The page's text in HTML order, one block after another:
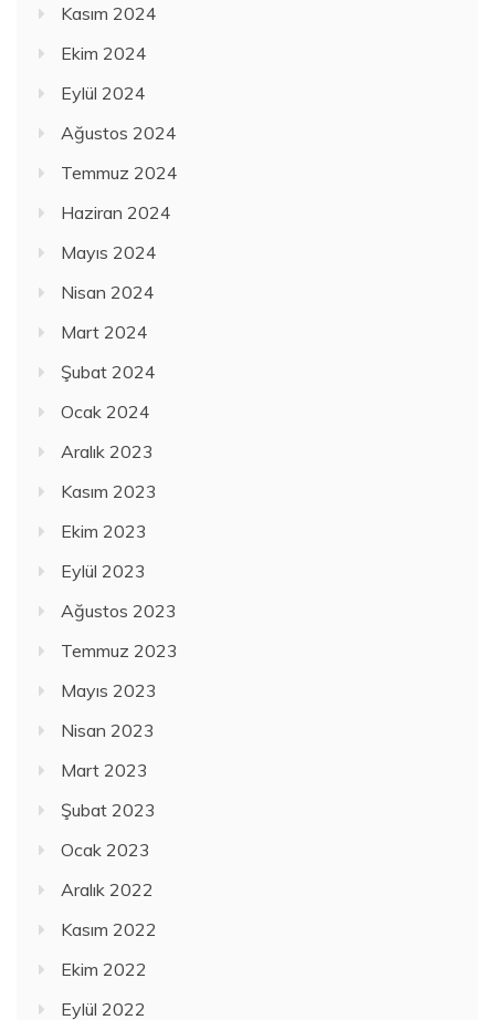
Kasım 2024
Ekim 2024
Eylül 2024
Ağustos 2024
Temmuz 2024
Haziran 2024
Mayıs 2024
Nisan 2024
Mart 2024
Şubat 2024
Ocak 2024
Aralık 2023
Kasım 2023
Ekim 2023
Eylül 2023
Ağustos 2023
Temmuz 2023
Mayıs 2023
Nisan 2023
Mart 2023
Şubat 2023
Ocak 2023
Aralık 2022
Kasım 2022
Ekim 2022
Eylül 2022